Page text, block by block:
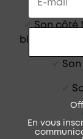
✔︎Son côté
bleu, doré,
En vous